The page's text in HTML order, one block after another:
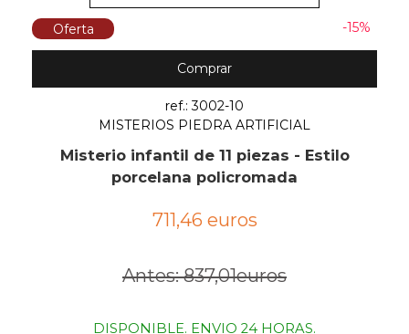
Oferta -15%
Comprar
ref.: 3002-10
MISTERIOS PIEDRA ARTIFICIAL
Misterio infantil de 11 piezas - Estilo
porcelana policromada
711,46 euros
Antes: 837,01euros
DISPONIBLE. ENVIO 24 HORAS.